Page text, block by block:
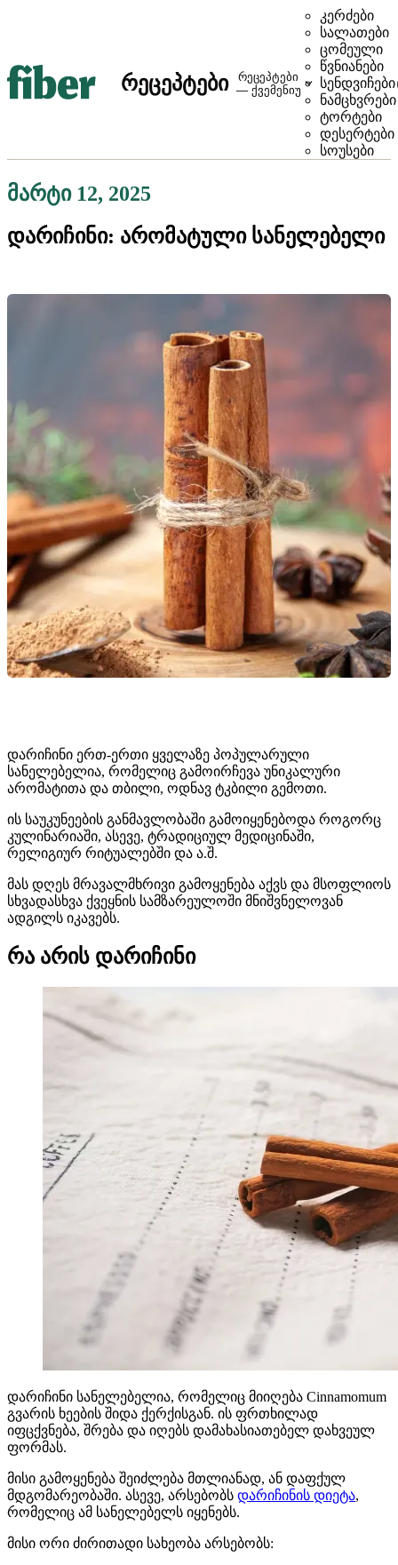
რეცეპტები
რეცეპტები
— ქვემენიუ
კერძები
სალათები
ცომეული
წვნიანები
სენდვიჩები
ნამცხვრები
ტორტები
დესერტები
სოუსები
მარტი 12, 2025
დარიჩინი: არომატული სანელებელი
დარიჩინი ერთ-ერთი ყველაზე პოპულარული
სანელებელია, რომელიც გამოირჩევა უნიკალური
არომატითა და თბილი, ოდნავ ტკბილი გემოთი.
ის საუკუნეების განმავლობაში გამოიყენებოდა როგორც
კულინარიაში, ასევე, ტრადიციულ მედიცინაში,
რელიგიურ რიტუალებში და ა.შ.
მას დღეს მრავალმხრივი გამოყენება აქვს და მსოფლიოს
სხვადასხვა ქვეყნის სამზარეულოში მნიშვნელოვან
ადგილს იკავებს.
რა არის დარიჩინი
დარიჩინი სანელებელია, რომელიც მიიღება Cinnamomum
გვარის ხეების შიდა ქერქისგან. ის ფრთხილად
იფცქვნება, შრება და იღებს დამახასიათებელ დახვეულ
ფორმას.
მისი გამოყენება შეიძლება მთლიანად, ან დაფქულ
მდგომარეობაში. ასევე, არსებობს დარიჩინის დიეტა,
რომელიც ამ სანელებელს იყენებს.
მისი ორი ძირითადი სახეობა არსებობს: